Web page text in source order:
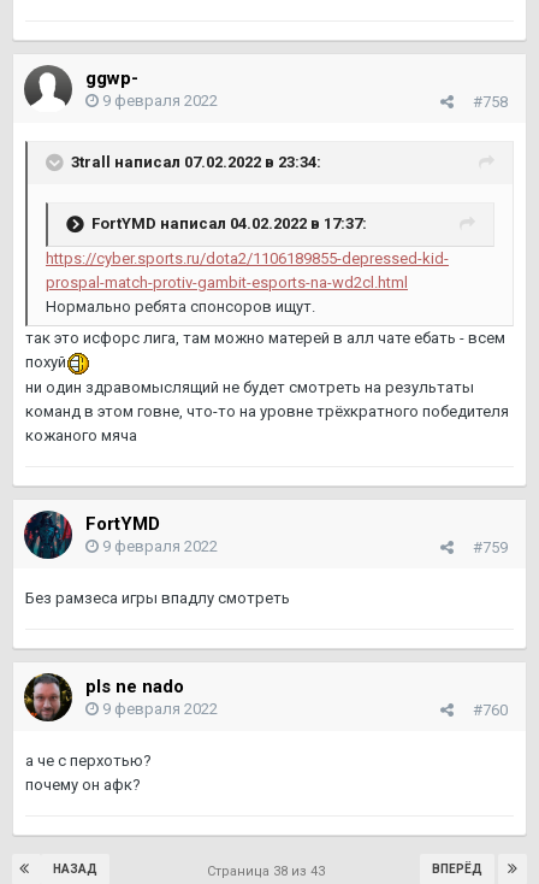
ggwp-
#758
9 февраля 2022
3trall написал 07.02.2022 в 23:34:
FortYMD написал 04.02.2022 в 17:37:
https://cyber.sports.ru/dota2/1106189855-depressed-kid-
prospal-match-protiv-gambit-esports-na-wd2cl.html
Нормально ребята спонсоров ищут.
так это исфорс лига, там можно матерей в алл чате ебать - всем
похуй
ни один здравомыслящий не будет смотреть на результаты
команд в этом говне, что-то на уровне трёхкратного победителя
кожаного мяча
FortYMD
#759
9 февраля 2022
Без рамзеса игры впадлу смотреть
pls ne nado
#760
9 февраля 2022
а че с перхотью?
почему он афк?
НАЗАД ВПЕРЁД
Страница 38 из 43